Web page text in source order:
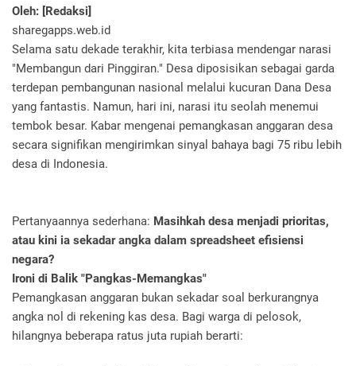
Oleh: [Redaksi]
sharegapps.web.id
Selama satu dekade terakhir, kita terbiasa mendengar narasi
"Membangun dari Pinggiran." Desa diposisikan sebagai garda
terdepan pembangunan nasional melalui kucuran Dana Desa
yang fantastis. Namun, hari ini, narasi itu seolah menemui
tembok besar. Kabar mengenai pemangkasan anggaran desa
secara signifikan mengirimkan sinyal bahaya bagi 75 ribu lebih
desa di Indonesia.
Pertanyaannya sederhana: Masihkah desa menjadi prioritas,
atau kini ia sekadar angka dalam spreadsheet efisiensi
negara?
Ironi di Balik "Pangkas-Memangkas"
Pemangkasan anggaran bukan sekadar soal berkurangnya
angka nol di rekening kas desa. Bagi warga di pelosok,
hilangnya beberapa ratus juta rupiah berarti: